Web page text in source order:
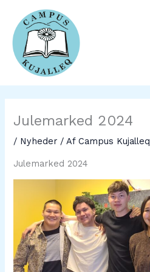
indholdet
Julemarked 2024
/ Nyheder / AfCampus Kujalleq
Julemarked 2024